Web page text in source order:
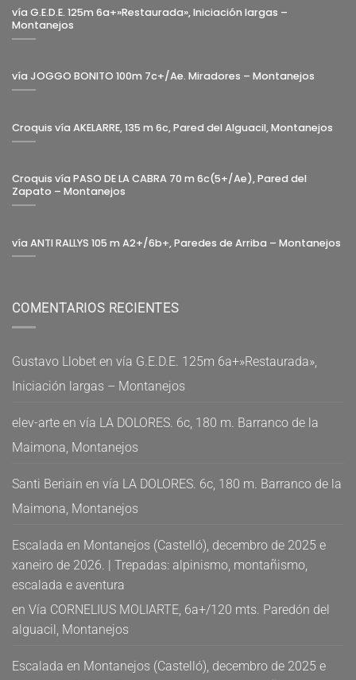
vía G.E.D.E. 125m 6a+»Restaurada», Iniciación largas –
Montanejos
vía JOGGO BONITO 100m 7c+/Ae. Miradores – Montanejos
Croquis vía AKELARRE, 135 m 6c, Pared del Alguacil, Montanejos
Croquis vía PASO DE LA CABRA 70 m 6c(5+/Ae), Pared del
Zapato – Montanejos
vía ANTI RALLYS 105 m A2+/6b+, Paredes de Arriba – Montanejos
COMENTARIOS RECIENTES
Gustavo Llobet en vía G.E.D.E. 125m 6a+»Restaurada»,
Iniciación largas – Montanejos
elev-arte en vía LA DOLORES. 6c, 180 m. Barranco de la
Maimona, Montanejos
Santi Beriain en vía LA DOLORES. 6c, 180 m. Barranco de la
Maimona, Montanejos
Escalada en Montanejos (Castelló), decembro de 2025 e
xaneiro de 2026. | Trepadas: alpinismo, montañismo,
escalada e aventura
en Vía CORNELIUS MOLIARTE, 6a+/120 mts. Paredón del
alguacil, Montanejos
Escalada en Montanejos (Castelló), decembro de 2025 e